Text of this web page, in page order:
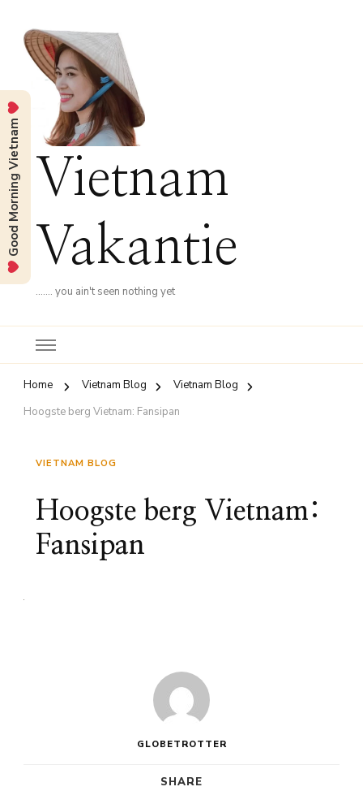
Vietnam
Vakantie
……. you ain't seen nothing yet
Home Vietnam Blog
Vietnam Blog
Hoogste berg Vietnam: Fansipan
VIETNAM BLOG
Hoogste berg Vietnam:
Fansipan
GLOBETROTTER
SHARE
Good Morning Vietnam